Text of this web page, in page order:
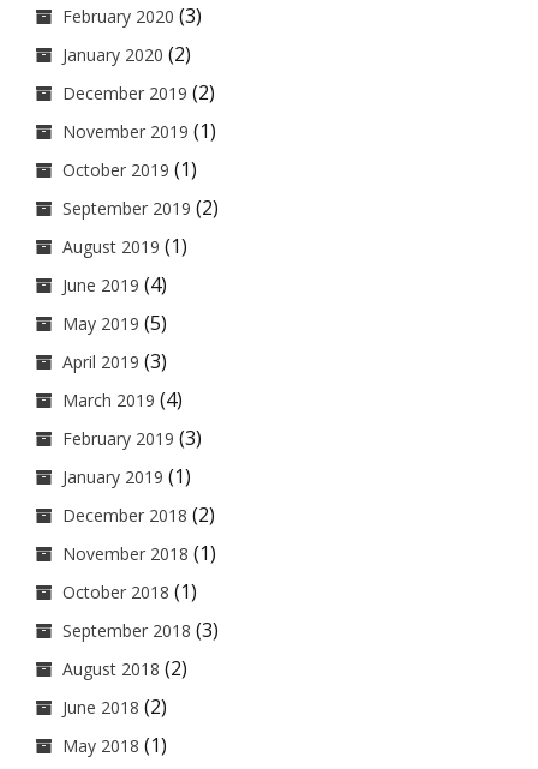
February 2020 (3)
January 2020 (2)
December 2019 (2)
November 2019 (1)
October 2019 (1)
September 2019 (2)
August 2019 (1)
June 2019 (4)
May 2019 (5)
April 2019 (3)
March 2019 (4)
February 2019 (3)
January 2019 (1)
December 2018 (2)
November 2018 (1)
October 2018 (1)
September 2018 (3)
August 2018 (2)
June 2018 (2)
May 2018 (1)